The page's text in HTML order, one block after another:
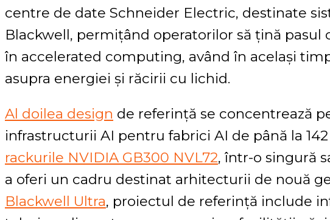
centre de date Schneider Electric, destinate
Blackwell, permițând operatorilor să țină pasul
în accelerated computing, având în același
asupra energiei și răcirii cu lichid.
Al doilea design de referință se concentrează
infrastructurii AI pentru fabrici AI de până la
rackurile NVIDIA GB300 NVL72, într-o singură
a oferi un cadru destinat arhitecturii de nouă
Blackwell Ultra, proiectul de referință include